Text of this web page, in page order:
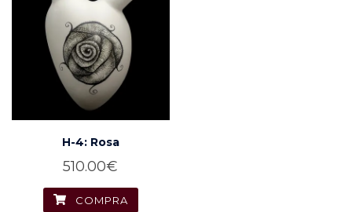
H-4: Rosa
510.00€
COMPRA